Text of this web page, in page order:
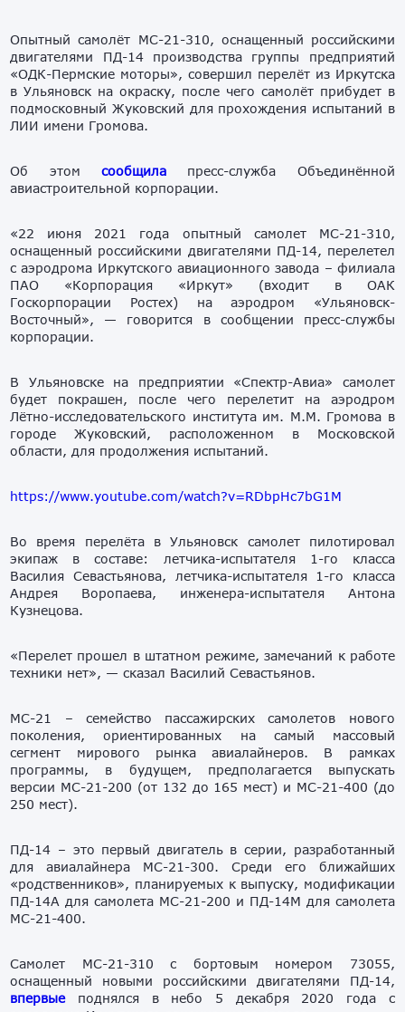
Опытный самолёт МС-21-310, оснащенный российскими
двигателями ПД-14 производства группы предприятий
«ОДК-Пермские моторы», совершил перелёт из Иркутска
в Ульяновск на окраску, после чего самолёт прибудет в
подмосковный Жуковский для прохождения испытаний в
ЛИИ имени Громова.
Об этом сообщила пресс-служба Объединённой
авиастроительной корпорации.
«22 июня 2021 года опытный самолет МС-21-310,
оснащенный российскими двигателями ПД-14, перелетел
с аэродрома Иркутского авиационного завода – филиала
ПАО «Корпорация «Иркут» (входит в ОАК
Госкорпорации Ростех) на аэродром «Ульяновск-
Восточный», — говорится в сообщении пресс-службы
корпорации.
В Ульяновске на предприятии «Спектр-Авиа» самолет
будет покрашен, после чего перелетит на аэродром
Лётно-исследовательского института им. М.М. Громова в
городе Жуковский, расположенном в Московской
области, для продолжения испытаний.
https://www.youtube.com/watch?v=RDbpHc7bG1M
Во время перелёта в Ульяновск самолет пилотировал
экипаж в составе: летчика-испытателя 1-го класса
Василия Севастьянова, летчика-испытателя 1-го класса
Андрея Воропаева, инженера-испытателя Антона
Кузнецова.
«Перелет прошел в штатном режиме, замечаний к работе
техники нет», — сказал Василий Севастьянов.
МС-21 – семейство пассажирских самолетов нового
поколения, ориентированных на самый массовый
сегмент мирового рынка авиалайнеров. В рамках
программы, в будущем, предполагается выпускать
версии МС-21-200 (от 132 до 165 мест) и МС-21-400 (до
250 мест).
ПД-14 – это первый двигатель в серии, разработанный
для авиалайнера МС-21-300. Среди его ближайших
«родственников», планируемых к выпуску, модификации
ПД-14А для самолета МС-21-200 и ПД-14М для самолета
МС-21-400.
Самолет МС-21-310 с бортовым номером 73055,
оснащенный новыми российскими двигателями ПД-14,
впервыеподнялся в небо 5 декабря 2020 года с